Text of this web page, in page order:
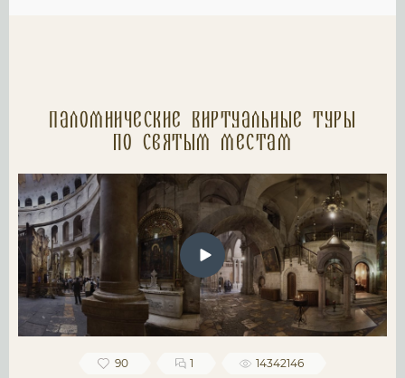
Паломнические Виртуальные туры
по святым местам
90 1 14342146